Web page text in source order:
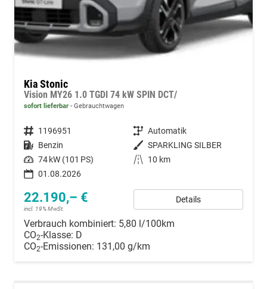
Kia Stonic
Vision MY26 1.0 TGDI 74 kW SPIN DCT/
sofort lieferbar Gebrauchtwagen
Fahrzeugnummer 1196951 Getriebe Automatik
Kraftstoff Benzin Außenfarbe SPARKLING SILBER
Leistung 74 kW (101 PS) Kilometerstand
10 km
01.08.2026
22.190,– €
incl. 19% MwSt.
Details
Verbrauch kombiniert: 5,80 l/100km
CO2-Klasse: D
CO2-Emissionen: 131,00 g/km